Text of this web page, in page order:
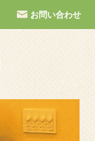
お問い合わせ